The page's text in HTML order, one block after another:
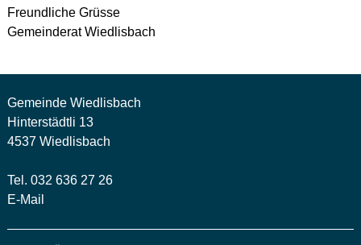
Freundliche Grüsse
Gemeinderat Wiedlisbach
Gemeinde Wiedlisbach
Hinterstädtli 13
4537 Wiedlisbach
Tel. 032 636 27 26
E-Mail